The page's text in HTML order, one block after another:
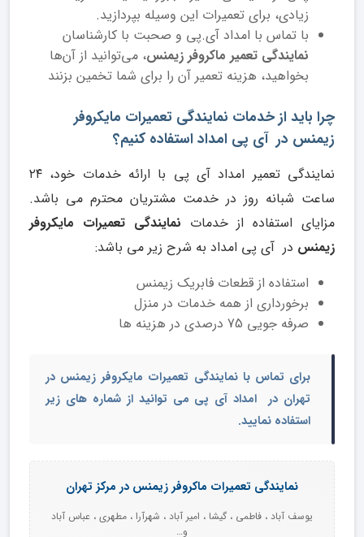
زیادی، برای تعمیرات این وسیله بپردازید.
با تماس با امداد آی.پی و صحبت با کارشناسان
نمایندگی تعمیر ماکروفر زیمنس، می‌توانید از آن‌‌‌‌‌‌‌‌ها
بخواهید، هزینه تعمیر آن را برای شما تخمین بزنند
چرا باید از خدمات نمایندگی تعمیرات مایکروفر
زیمنس در آی پی امداد استفاده کنیم؟
نمایندگی تعمیر امداد آی پی با ارائه خدمات خود، ۲۴
ساعت شبانه روز در خدمت مشتریان محترم می باشد.
مزایای استفاده از خدمات نمایندگی تعمیرات مایکروفر
زیمنس در آی پی امداد به شرح زیر می باشد:
استفاده از قطعات فابریک زیمنس
برخورداری از همه خدمات در منزل
صرفه جویی 75 درصدی در هزینه ها
برای تماس بانمایندگی تعمیرات مایکروفر زیمنس در
تهران در امداد آی پی می توانید از شماره های زیر
استفاده نمایید.
نمایندگی تعمیرات ماکروفر زیمنس در مرکز تهران
یوسف آباد ، فاطمی ، گیشا ، امیر آباد ، شهرآرا ، مطهری ، عباس آباد
و…